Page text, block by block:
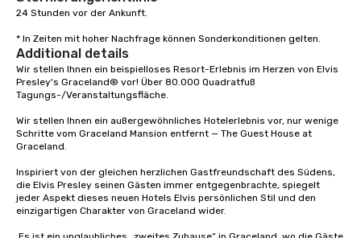
incentive travel all
into Connect Event
groups of people
events, meetings,
24 Stunden vor der Ankunft.
* In Zeiten mit hoher Nachfrage können Sonderkonditionen gelten.
Additional details
Wir stellen Ihnen ein beispielloses Resort-Erlebnis im Herzen von Elvis
Presley's Graceland® vor! Über 80.000 Quadratfuß
Tagungs-/Veranstaltungsfläche.
Wir stellen Ihnen ein außergewöhnliches Hotelerlebnis vor, nur wenige
Schritte vom Graceland Mansion entfernt — The Guest House at
Graceland.
Inspiriert von der gleichen herzlichen Gastfreundschaft des Südens,
die Elvis Presley seinen Gästen immer entgegenbrachte, spiegelt
jeder Aspekt dieses neuen Hotels Elvis persönlichen Stil und den
einzigartigen Charakter von Graceland wider.